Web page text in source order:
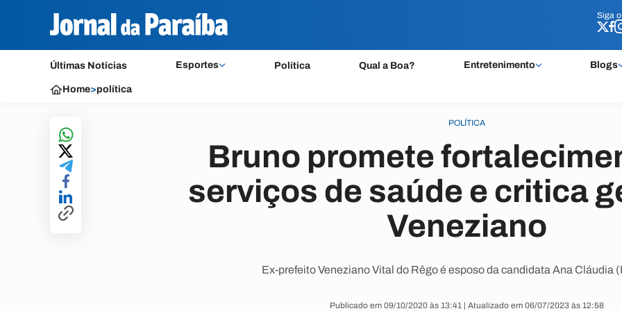
Siga o
Últimas Notícias Esportes Política Qual a Boa? Entretenimento Blogs
Siga o
Home>política
POLÍTICA
Bruno promete
serviços de saúde e critica
Veneziano
Ex-prefeito Veneziano Vital do Rêgo é esposo da candidata Ana Cláudia
Publicado em 09/10/2020 às 13:41 | Atualizado em 06/07/2023 às 12:58